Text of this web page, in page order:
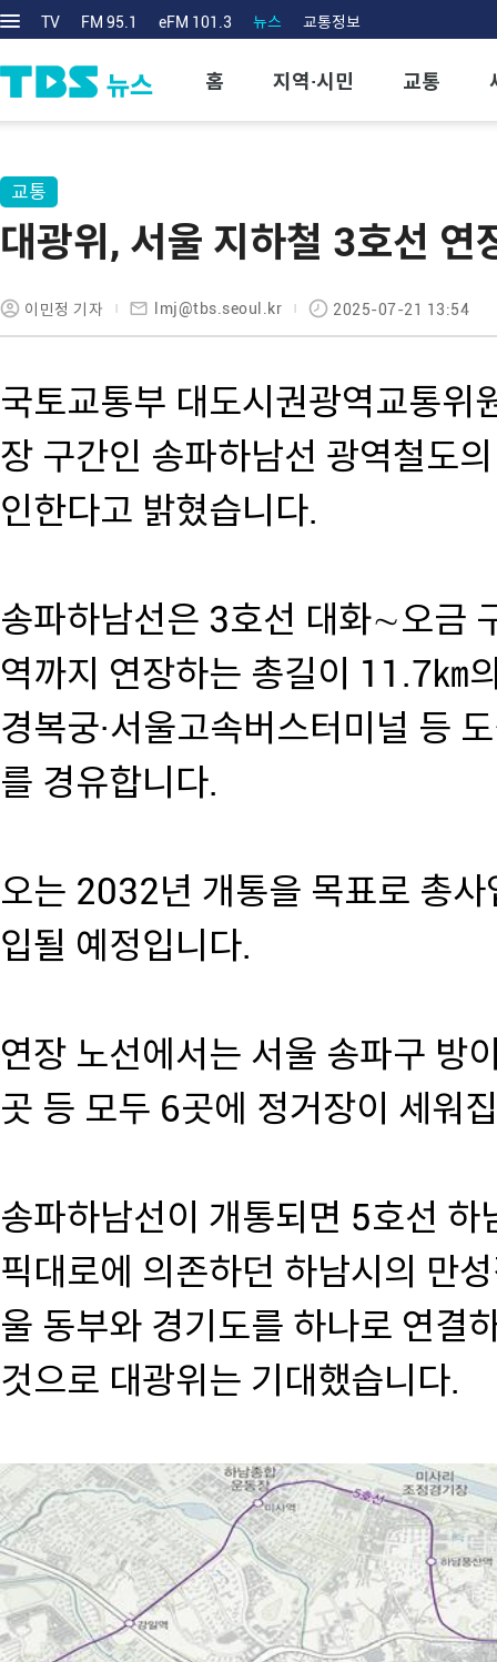
TV FM 95.1 eFM 101.3 뉴스 교통정보
홈 지역·시민 교통
교통
대광위, 서울 지하철 3호선 연
이민정 기자 lmj@tbs.seoul.kr 2025-07-21 13:54
국토교통부 대도시권광역교통위
장 구간인 송파하남선 광역철도
인한다고 밝혔습니다.
송파하남선은 3호선 대화∼오금
역까지 연장하는 총길이 11.7㎞
경복궁·서울고속버스터미널 등
를 경유합니다.
오는 2032년 개통을 목표로 총
입될 예정입니다.
연장 노선에서는 서울 송파구 방
곳 등 모두 6곳에 정거장이 세워
송파하남선이 개통되면 5호선 하
픽대로에 의존하던 하남시의 만
울 동부와 경기도를 하나로 연결
것으로 대광위는 기대했습니다.